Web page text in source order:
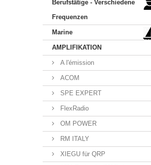
Berufstätige - Verschiedene
Frequenzen
Marine
AMPLIFIKATION
A l'émission
ACOM
SPE EXPERT
FlexRadio
OM POWER
RM ITALY
XIEGU für QRP